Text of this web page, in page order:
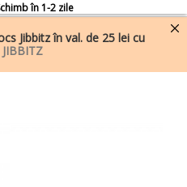
în 1-2 zile
Jibbitz în val. de 25 lei cu
JIBBITZ